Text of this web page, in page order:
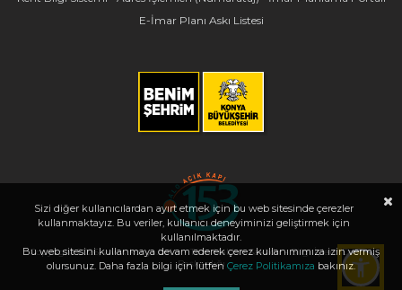
E-İmar Planı Askı Listesi
Copyright 2026, www.konya.bel.tr - Tüm Hakları Saklıdır - Bilgi İşlem Dairesi
Başkanlığı
Sizi diğer kullanıcılardan ayırt etmek için bu web sitesinde çerezler
kullanmaktayız. Bu veriler, kullanıcı deneyiminizi geliştirmek için
kullanılmaktadır.
Bu web sitesini kullanmaya devam ederek çerez kullanımımıza izin vermiş
olursunuz. Daha fazla bilgi için lütfen Çerez Politikamıza bakınız.